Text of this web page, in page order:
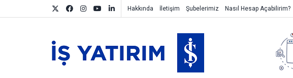
Hakkında İletişim Şubelerimiz Nasıl Hesap Açabilirim?